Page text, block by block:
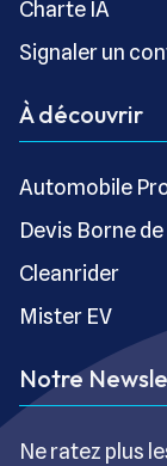
Charte IA
Signaler un
À découvrir
Automobile
Devis Borne
Cleanrider
Mister EV
Notre
Ne ratez plus